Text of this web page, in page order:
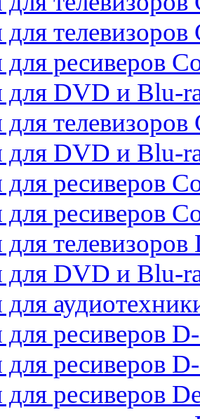
телевизоров
ресиверов
для DVD и Blu-
телевизоров
для DVD и Blu-
ресиверов
ресиверов
телевизоров
для DVD и Blu-
ресиверов
ресиверов
ресиверов